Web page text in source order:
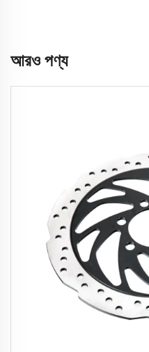
আরও পণ্য